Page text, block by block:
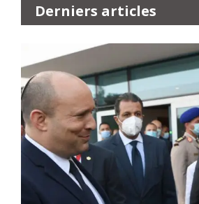
Derniers articles